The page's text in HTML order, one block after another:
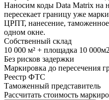
Наносим коды Data Matrix на
пересекает границу уже
ЦРПТ, нанесение,
одном окне.
Собственный склад
10 000 м² + площадка 10
Без рисков задержки
Маркировка до пересечения
Реестр ФТС
Таможенный представитель
Рассчитать стоимость